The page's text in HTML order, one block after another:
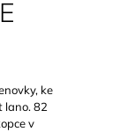
ke
lano. 82
v